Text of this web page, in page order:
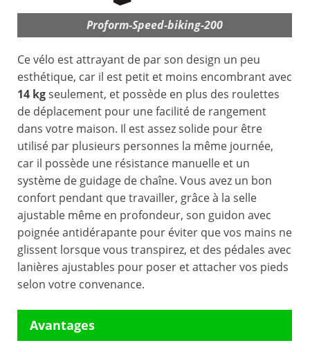
Proform-Speed-biking-200
Ce vélo est attrayant de par son design un peu
esthétique, car il est petit et moins encombrant avec
14 kgseulement, et possède en plus des roulettes
de déplacement pour une facilité de rangement
dans votre maison. Il est assez solide pour être
utilisé par plusieurs personnes la même journée,
car il possède une résistance manuelle et un
système de guidage de chaîne. Vous avez un bon
confort pendant que travailler, grâce à la selle
ajustable même en profondeur, son guidon avec
poignée antidérapante pour éviter que vos mains ne
glissent lorsque vous transpirez, et des pédales avec
lanières ajustables pour poser et attacher vos pieds
selon votre convenance.